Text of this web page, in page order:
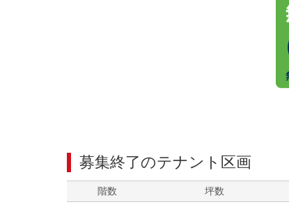
募集終了のテナント区画
階数 坪数